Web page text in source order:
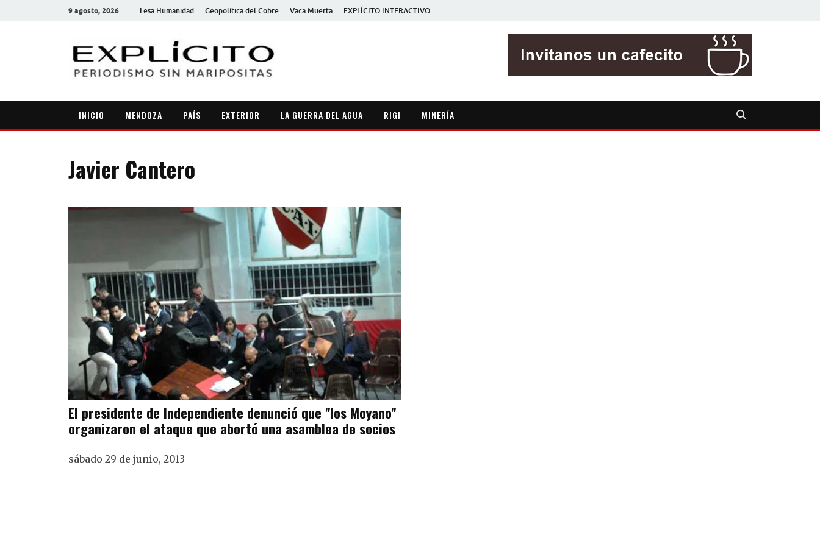
9 agosto, 2026 Lesa Humanidad Geopolítica del Cobre Vaca Muerta EXPLÍCITO INTERACTIVO
INICIO MENDOZA PAÍS EXTERIOR LA GUERRA DEL AGUA RIGI MINERÍA
Javier Cantero
El presidente de Independiente denunció que "los Moyano"
organizaron el ataque que abortó una asamblea de socios
sábado 29 de junio, 2013